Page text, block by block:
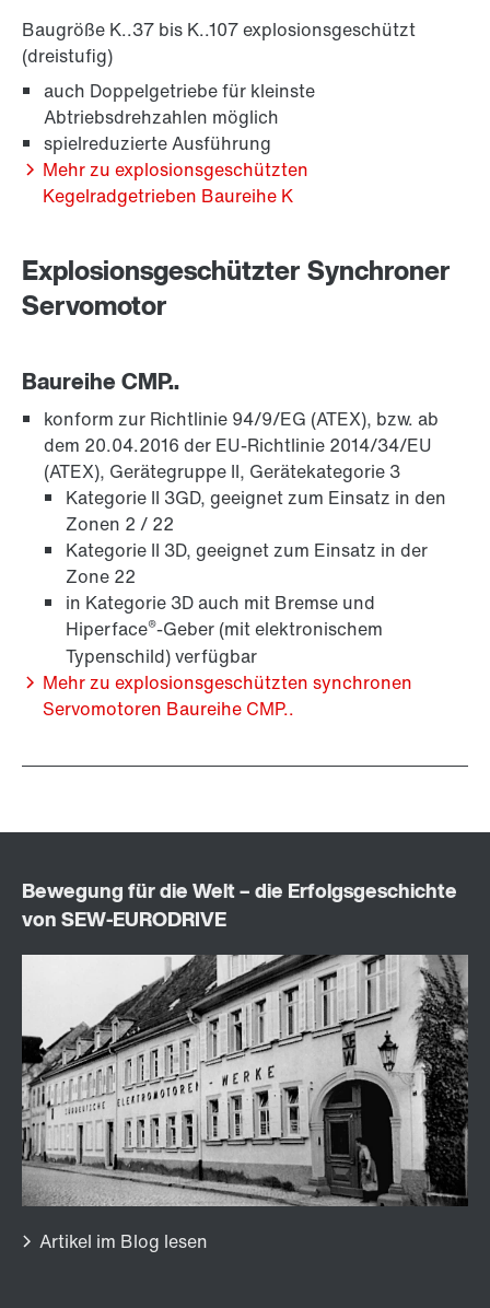
Oberflächen- und Korrosionsschutz
Schmierstoffe
Bremsen BE..
Baugröße K..37 bis K..107 explosionsgeschützt
(dreistufig)
auch Doppelgetriebe für kleinste
Abtriebsdrehzahlen möglich
spielreduzierte Ausführung
Mehr zu explosionsgeschützten
Kegelradgetrieben Baureihe K
Explosionsgeschützter Synchroner
Servomotor
Baureihe CMP..
konform zur Richtlinie 94/9/EG (ATEX), bzw. ab
dem 20.04.2016 der EU-Richtlinie 2014/34/EU
(ATEX), Gerätegruppe II, Gerätekategorie 3
Kategorie II 3GD, geeignet zum Einsatz in den
Zonen 2 / 22
Kategorie II 3D, geeignet zum Einsatz in der
Zone 22
in Kategorie 3D auch mit Bremse und
Hiperface®-Geber (mit elektronischem
Typenschild) verfügbar
Mehr zu explosionsgeschützten synchronen
Servomotoren Baureihe CMP..